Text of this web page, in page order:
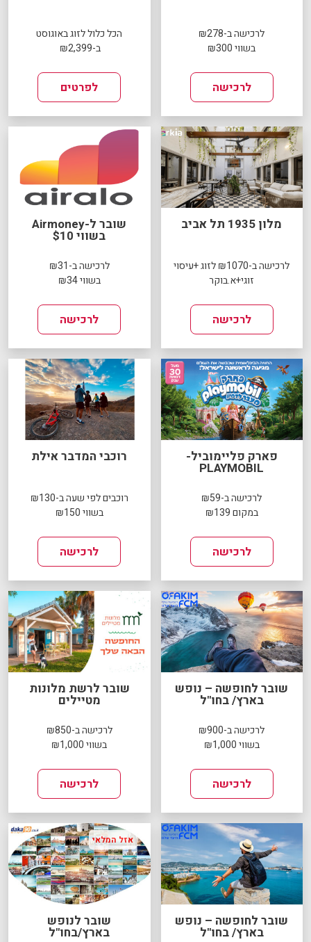
לרכישה ב-₪278
בשווי ₪300
לרכישה
הכל כלול לזוג באוגוסט
ב-₪2,399
לפרטים
מלון 1935 תל אביב
לרכישה ב-₪1070 לזוג +עיסוי
זוגי+א.בוקר
לרכישה
שובר ל-Airmoney
בשווי $10
לרכישה ב-₪31
בשווי ₪34
לרכישה
פארק פליימוביל-
PLAYMOBIL
לרכישה ב-₪59
במקום ₪139
לרכישה
רוכבי המדבר אילת
רוכבים לפי שעה ב-₪130
בשווי ₪150
לרכישה
שובר לחופשה – נופש
בארץ/ בחו"ל
לרכישה ב-₪900
בשווי ₪1,000
לרכישה
שובר לרשת מלונות
מטיילים
לרכישה ב-₪850
בשווי ₪1,000
לרכישה
שובר לחופשה – נופש
בארץ/ בחו"ל
שובר לנופש
בארץ/בחו"ל
אזל המלאי